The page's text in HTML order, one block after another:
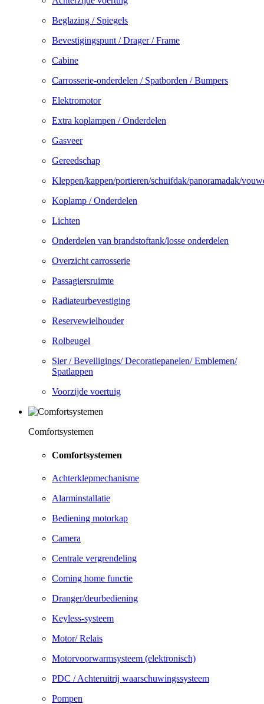
Beglazing / Spiegels
Bevestigingspunt / Drager / Frame
Cabine
Carrosserie-onderdelen / Spatborden / Bumpers
Elektromotor
Extra koplampen / Onderdelen
Gasveer
Gereedschap
Kleppen/kappen/portieren/schuifdak/panoramadak/
Koplamp / Onderdelen
Lichten
Onderdelen van brandstoftank/losse onderdelen
Overzicht carrosserie
Passagiersruimte
Radiateurbevestiging
Reservewielhouder
Rolbeugel
Sier / Beveiligings/ Decoratiepanelen/ Emblemen/
Spatlappen
Voorzijde voertuig
Comfortsystemen
Comfortsystemen
Achterklepmechanisme
Alarminstallatie
Bediening motorkap
Camera
Centrale vergrendeling
Coming home functie
Dranger/deurbediening
Keyless-systeem
Motor/ Relais
Motorvoorwarmsysteem (elektronisch)
PDC / Achteruitrij waarschuwingssysteem
Pompen